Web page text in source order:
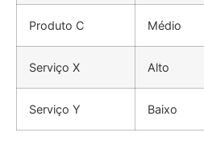
Produto C Médio
Serviço X Alto
Serviço Y Baixo